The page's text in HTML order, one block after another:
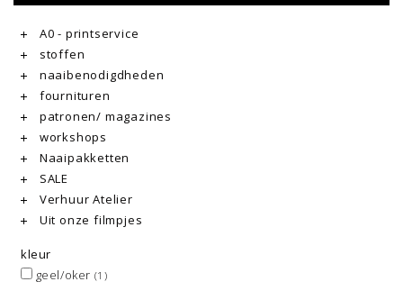
A0 - printservice
stoffen
naaibenodigdheden
fournituren
patronen/ magazines
workshops
Naaipakketten
SALE
Verhuur Atelier
Uit onze filmpjes
kleur
geel/oker (1)